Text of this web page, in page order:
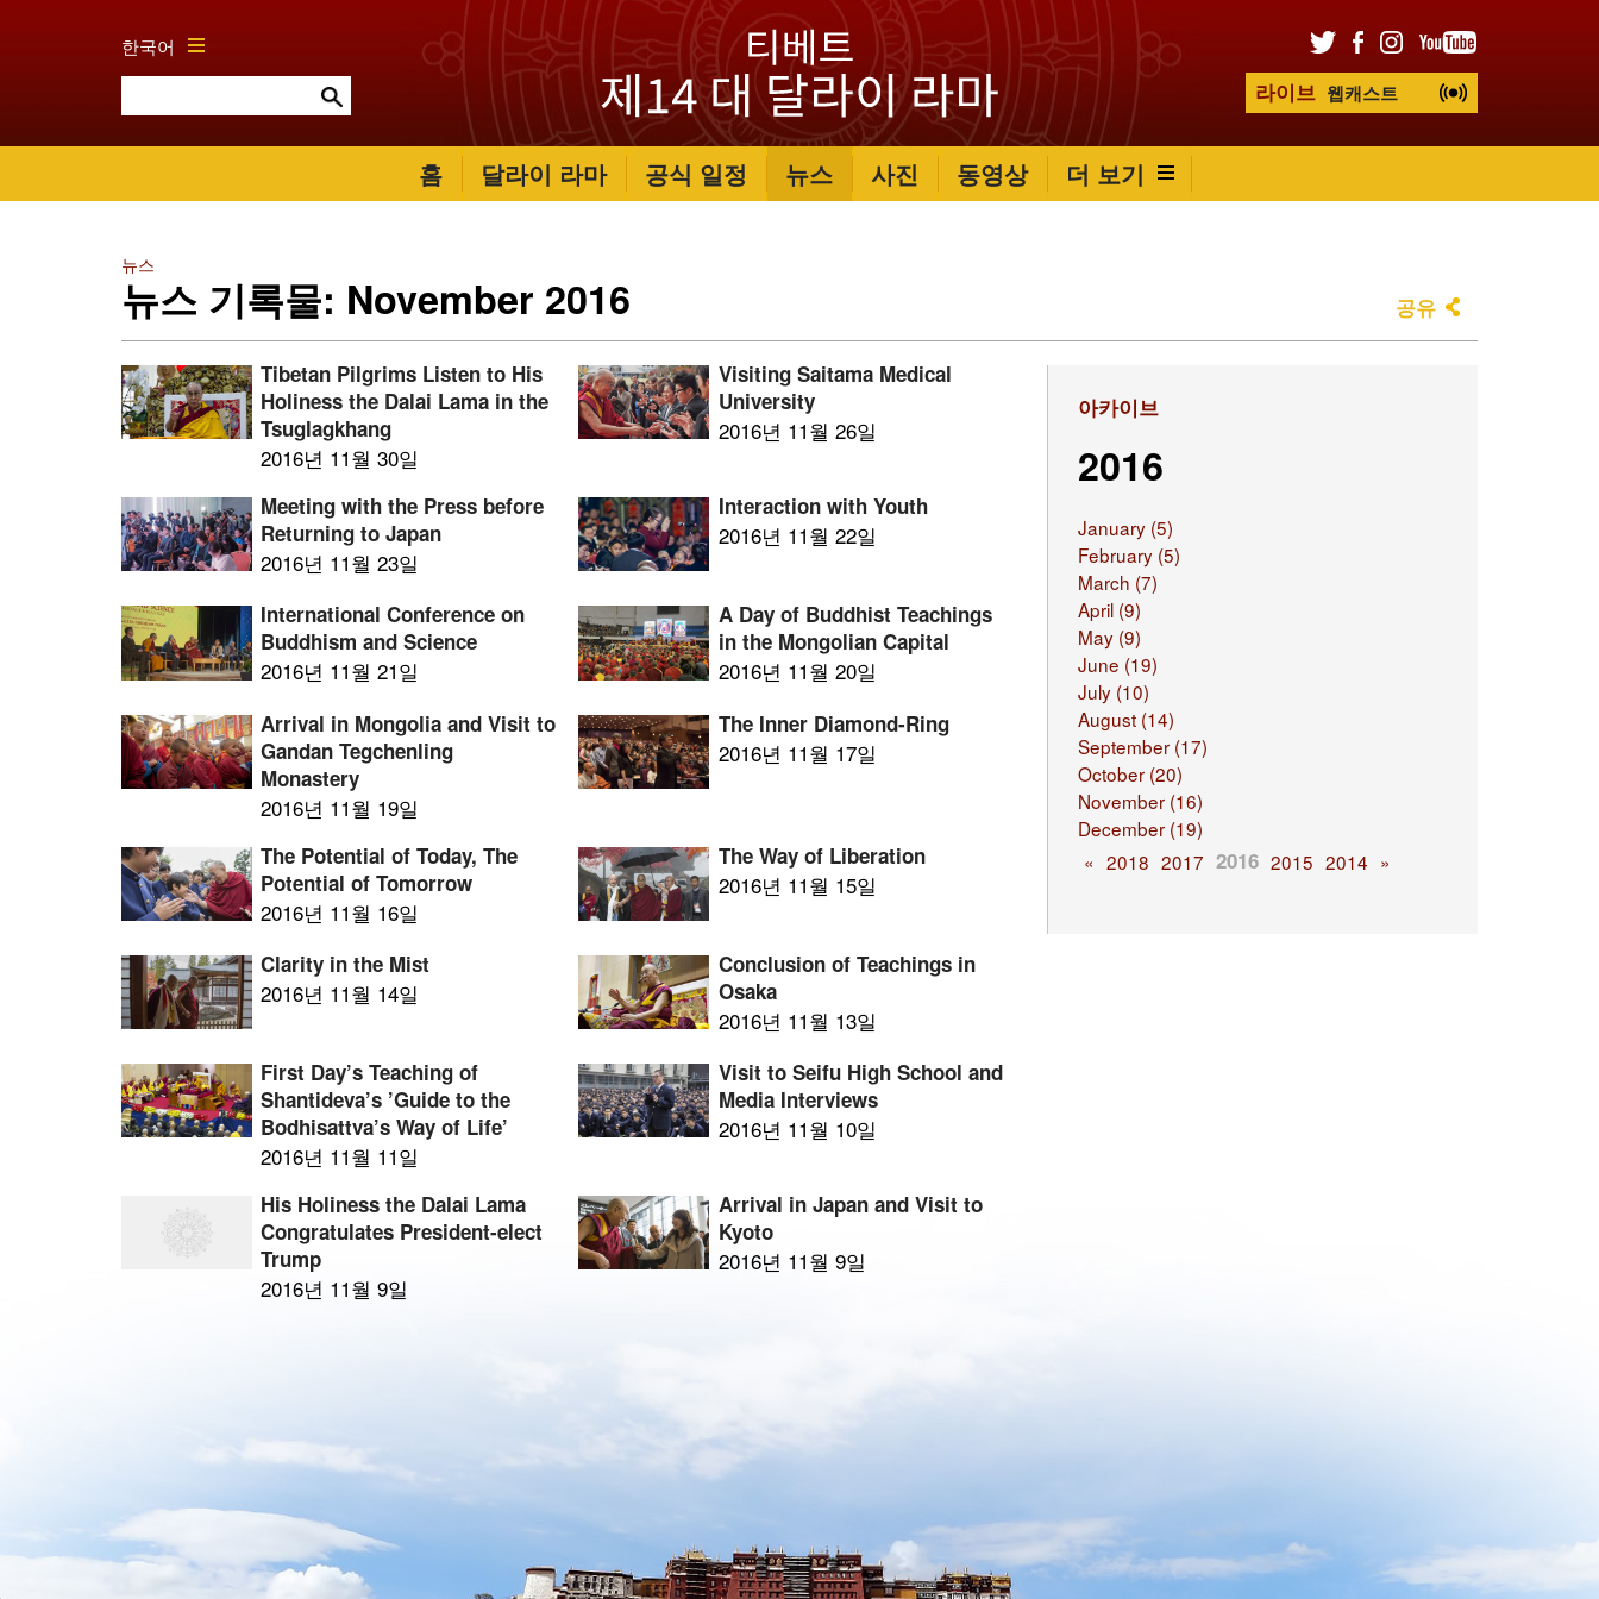
한국어
라이브 웹캐스트
홈 달라이 라마 공식 일정 뉴스 사진 동영상 더 보기
뉴스
뉴스 기록물: November 2016 공유
Tibetan Pilgrims Listen to His
Holiness the Dalai Lama in the
Tsuglagkhang
2016년 11월 30일
Visiting Saitama Medical
University
2016년 11월 26일
Meeting with the Press before
Returning to Japan
2016년 11월 23일
Interaction with Youth
2016년 11월 22일
International Conference on
Buddhism and Science
2016년 11월 21일
A Day of Buddhist Teachings
in the Mongolian Capital
2016년 11월 20일
Arrival in Mongolia and Visit to
Gandan Tegchenling
Monastery
2016년 11월 19일
The Inner Diamond-Ring
2016년 11월 17일
The Potential of Today, The
Potential of Tomorrow
2016년 11월 16일
The Way of Liberation
2016년 11월 15일
Clarity in the Mist
2016년 11월 14일
Conclusion of Teachings in
Osaka
2016년 11월 13일
First Day’s Teaching of
Shantideva’s ’Guide to the
Bodhisattva’s Way of Life’
2016년 11월 11일
Visit to Seifu High School and
Media Interviews
2016년 11월 10일
His Holiness the Dalai Lama
Congratulates President-elect
Trump
2016년 11월 9일
Arrival in Japan and Visit to
Kyoto
2016년 11월 9일
아카이브
2016
January (5)
February (5)
March (7)
April (9)
May (9)
June (19)
July (10)
August (14)
September (17)
October (20)
November (16)
December (19)
« 2018 2017 2016 2015 2014 »